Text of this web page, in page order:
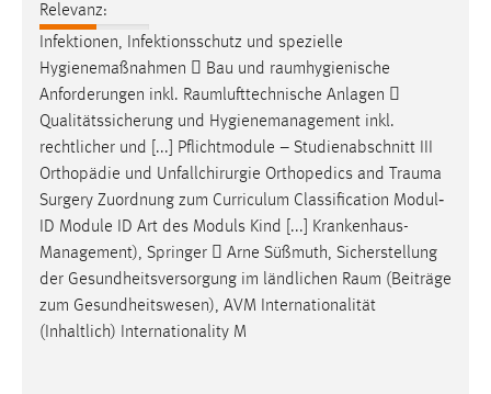
Relevanz:
Infektionen, Infektionsschutz und spezielle
Hygienemaßnahmen  Bau und raumhygienische
Anforderungen inkl. Raumlufttechnische Anlagen 
Qualitätssicherung und Hygienemanagement inkl.
rechtlicher und [...] Pflichtmodule – Studienabschnitt III
Orthopädie und Unfallchirurgie Orthopedics and
Trauma
Surgery Zuordnung zum Curriculum Classification Modul‐
ID Module ID Art des Moduls Kind [...] Krankenhaus-
Management), Springer  Arne Süßmuth, Sicherstellung
der Gesundheitsversorgung im ländlichen Raum (Beiträge
zum Gesundheitswesen), AVM Internationalität
(Inhaltlich) Internationality M